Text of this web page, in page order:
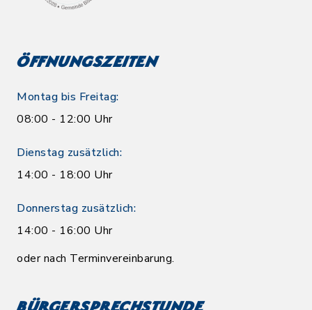
Öffnungszeiten
Montag bis Freitag:
08:00 - 12:00 Uhr
Dienstag zusätzlich:
14:00 - 18:00 Uhr
Donnerstag zusätzlich:
14:00 - 16:00 Uhr
oder nach Terminvereinbarung.